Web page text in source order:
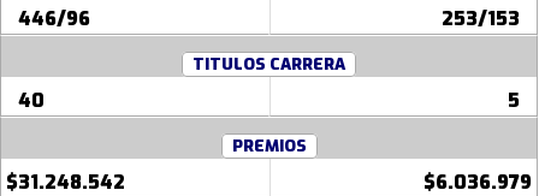
446/96 253/153
TITULOS CARRERA
40 5
PREMIOS
$31.248.542 $6.036.979